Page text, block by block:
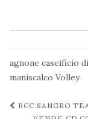
agnone caseificio
maniscalco Volley
Navigazione
BCC SANGRO